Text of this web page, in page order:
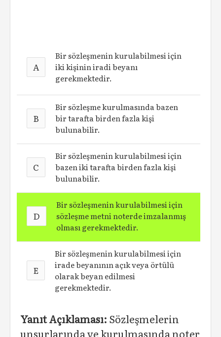
A
Bir sözleşmenin kurulabilmesi için
iki kişinin iradi beyanı
gerekmektedir.
B
Bir sözleşme kurulmasında bazen
bir tarafta birden fazla kişi
bulunabilir.
C
Bir sözleşmenin kurulabilmesi için
bazen iki tarafta birden fazla kişi
bulunabilir.
D
Bir sözleşmenin kurulabilmesi için
sözleşme metni noterde imzalanmış
olması gerekmektedir.
E
Bir sözleşmenin kurulabilmesi için
irade beyanının açık veya örtülü
olarak beyan edilmesi
gerekmektedir.
Yanıt Açıklaması: Sözleşmelerin
unsurlarında ve kurulmasında noter